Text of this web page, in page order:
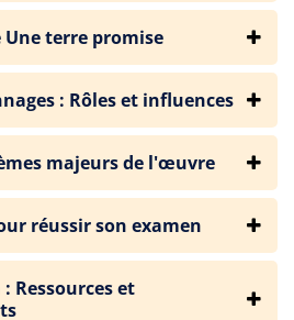
Une terre promise
: Rôles et influences
majeurs de l'œuvre
réussir son examen
Ressources et